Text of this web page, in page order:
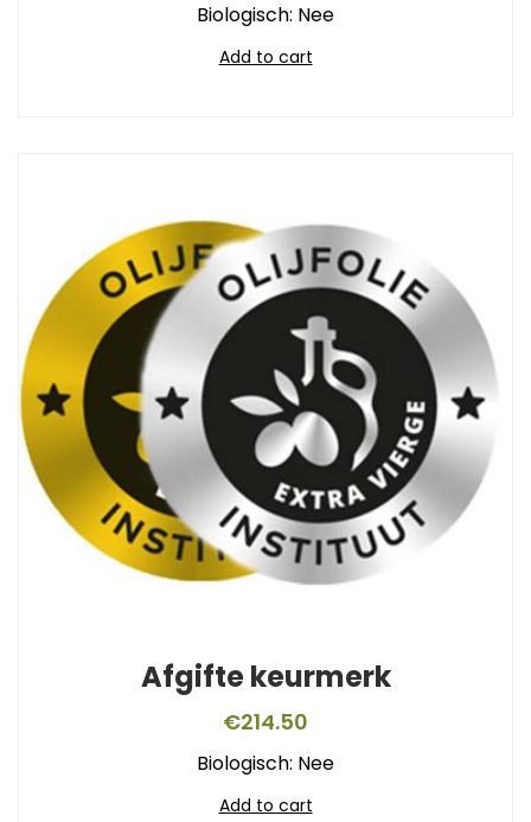
Biologisch: Nee
Add to cart
Afgifte keurmerk
€214.50
Biologisch: Nee
Add to cart